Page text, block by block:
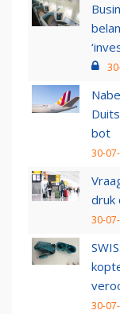
bot
30-
druk
30-
30-